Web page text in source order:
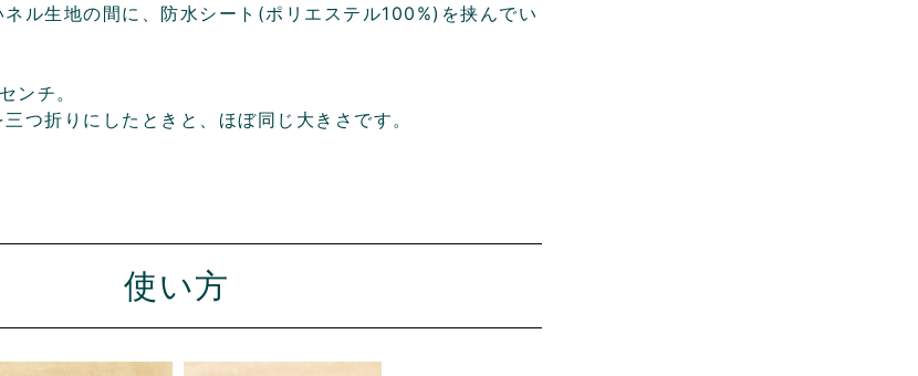
ル生地の間に、防水シート(ポリエステル100%)を挟んでい
ンチ。
つ折りにしたときと、ほぼ同じ大きさです。
使い方